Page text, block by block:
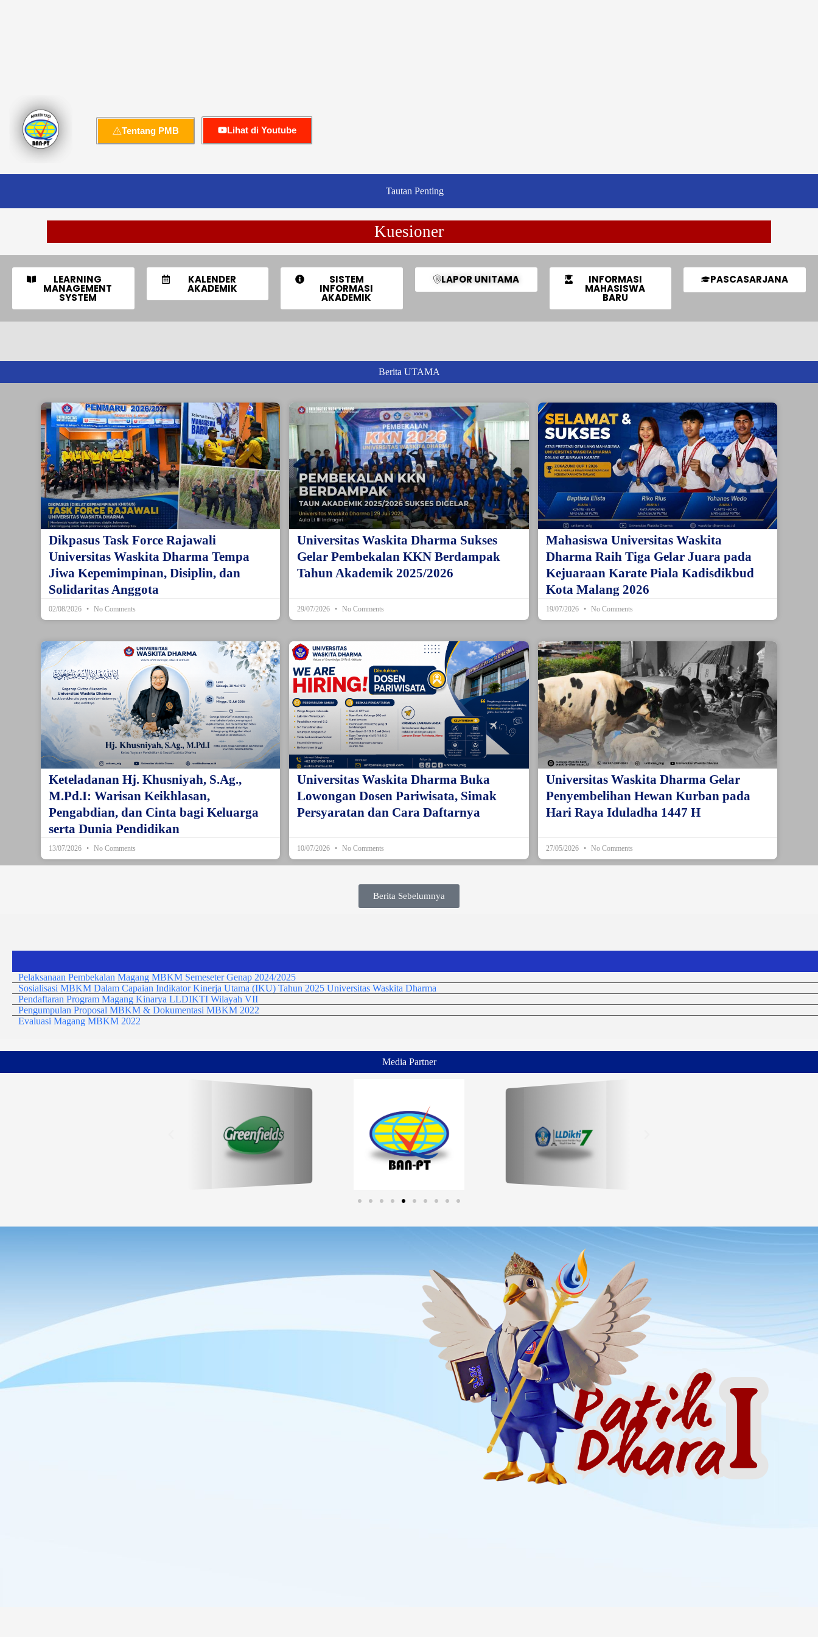
Tentang PMB Lihat di Youtube
Tautan Penting
Kuesioner
LEARNING
MANAGEMENT
SYSTEM
KALENDER
AKADEMIK
SISTEM
INFORMASI
AKADEMIK
LAPOR UNITAMA INFORMASI
MAHASISWA
BARU
PASCASARJANA
Berita UTAMA
Dikpasus Task Force Rajawali
Universitas Waskita Dharma Tempa
Jiwa Kepemimpinan, Disiplin, dan
Solidaritas Anggota
02/08/2026 No Comments
Universitas Waskita Dharma Sukses
Gelar Pembekalan KKN Berdampak
Tahun Akademik 2025/2026
29/07/2026 No Comments
Mahasiswa Universitas Waskita
Dharma Raih Tiga Gelar Juara pada
Kejuaraan Karate Piala Kadisdikbud
Kota Malang 2026
19/07/2026 No Comments
Keteladanan Hj. Khusniyah, S.Ag.,
M.Pd.I: Warisan Keikhlasan,
Pengabdian, dan Cinta bagi Keluarga
serta Dunia Pendidikan
13/07/2026 No Comments
Universitas Waskita Dharma Buka
Lowongan Dosen Pariwisata, Simak
Persyaratan dan Cara Daftarnya
10/07/2026 No Comments
Universitas Waskita Dharma Gelar
Penyembelihan Hewan Kurban pada
Hari Raya Iduladha 1447 H
27/05/2026 No Comments
Berita Sebelumnya
Pelaksanaan Pembekalan Magang MBKM Semeseter Genap 2024/2025
Sosialisasi MBKM Dalam Capaian Indikator Kinerja Utama (IKU) Tahun 2025 Universitas Waskita Dharma
Pendaftaran Program Magang Kinarya LLDIKTI Wilayah VII
Pengumpulan Proposal MBKM & Dokumentasi MBKM 2022
Evaluasi Magang MBKM 2022
Media Partner